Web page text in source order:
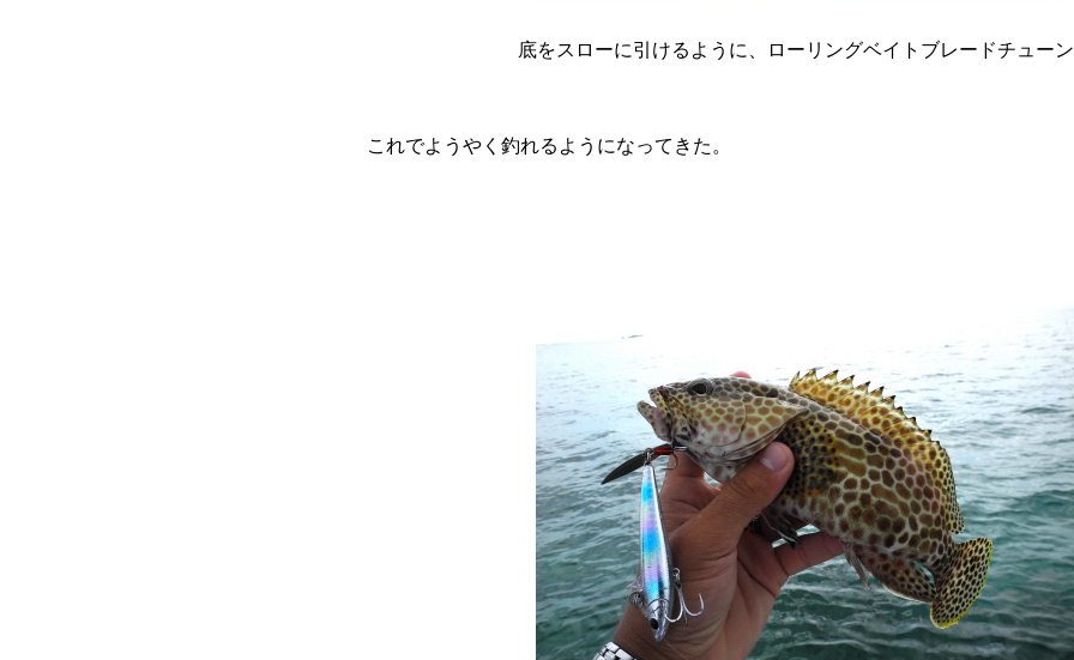
底をスローに引けるように、ローリングベイトブレードチュー
これでようやく釣れるようになってきた。